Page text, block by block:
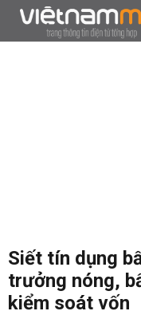
Siết tín dụng
trưởng nóng,
kiểm soát vốn